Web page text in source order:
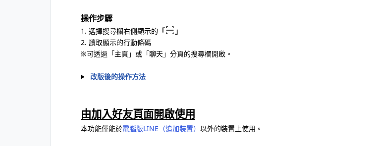
操作步驟
1. 選擇搜尋欄右側顯示的 「
」
2. 讀取顯示的行動條碼
※可透過「主頁」或「聊天」分頁的搜尋欄開啟。
改版後的操作方法
由加入好友頁面開啟使用
本功能僅能於電腦版LINE（追加裝置） 以外的裝置上使用。